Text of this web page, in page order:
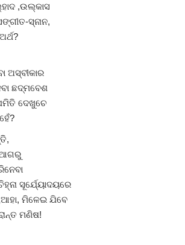
,ଉଲ୍କାସ
ସ୍ନାନ,
ଅସ୍ବୀକାର
ଛଦ୍ମବେଶ
ଦେଖୁଚେ
ଆଗରୁ
ସୂର୍ଯ୍ୟୋଦୟରେ
ମିଳେଇ ଯିବେ
ମଣିଷ!